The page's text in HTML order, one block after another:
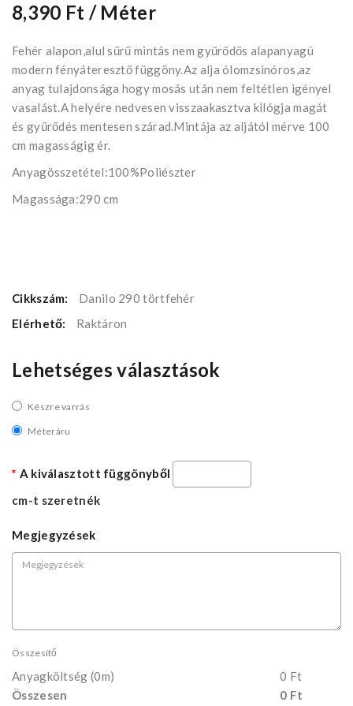
8,390 Ft / Méter
Fehér alapon,alul sűrű mintás nem gyűrődős alapanyagú
modern fényáteresztő függöny.Az alja ólomzsinóros,az
anyag tulajdonsága hogy mosás után nem feltétlen igényel
vasalást.A helyére nedvesen visszaakasztva kilógja magát
és gyűrődés mentesen szárad.Mintája az aljától mérve 100
cm magasságig ér.
Anyagösszetétel:100%Poliészter
Magassága:290 cm
Cikkszám:
Danilo 290 törtfehér
Elérhető:
Raktáron
Lehetséges választások
Készre varrás
Méteráru
A kiválasztott függönyből
cm-t szeretnék
Megjegyzések
Összesítő
Anyagköltség (0m)
0 Ft
Összesen
0 Ft